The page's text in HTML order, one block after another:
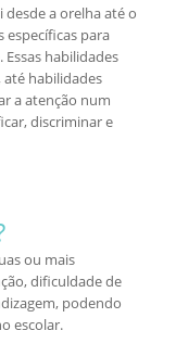
a orelha até o
para
habilidades
habilidades
a atenção num
discriminar e
ou mais
dificuldade de
podendo
escolar.